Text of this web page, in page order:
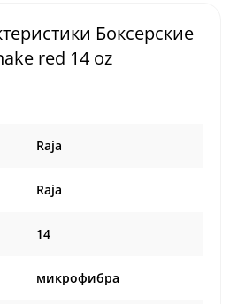
Боксерские
red 14 oz
Raja
Raja
14
микрофибра